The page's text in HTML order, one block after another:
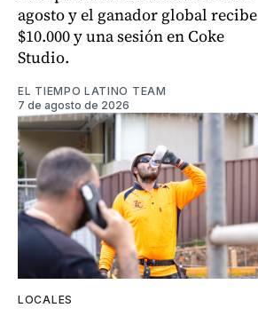
agosto y el ganador global recibe
$10.000 y una sesión en Coke
Studio.
EL TIEMPO LATINO TEAM
7 de agosto de 2026
LOCALES